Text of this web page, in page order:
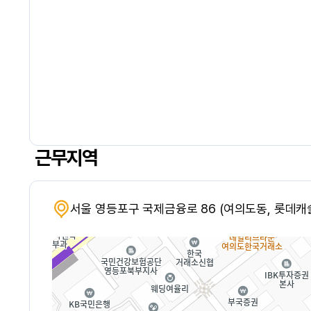
근무지역
서울 영등포구 국제금융로 86 (여의도동, 롯데캐